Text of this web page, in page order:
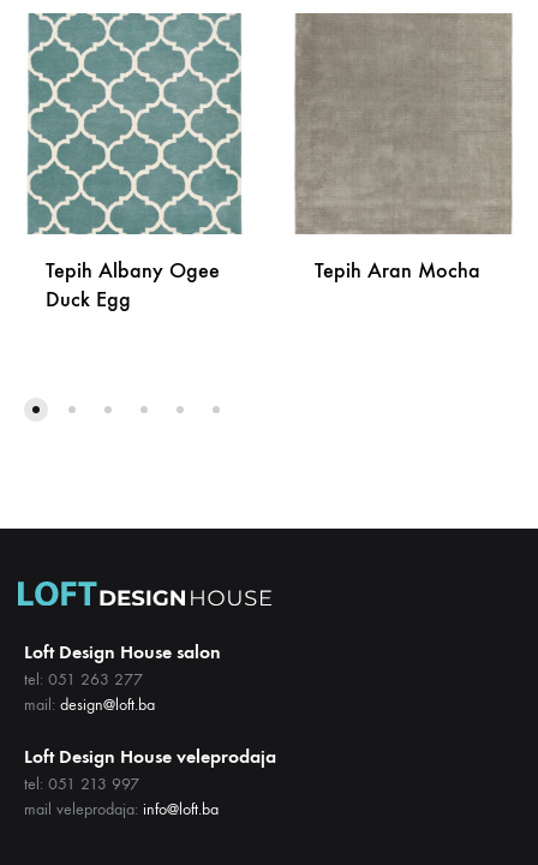
Tepih Albany Ogee
Duck Egg
Tepih Aran Mocha
Loft Design House salon
tel: 051 263 277
mail: design@loft.ba
Loft Design House veleprodaja
tel: 051 213 997
mail veleprodaja: info@loft.ba